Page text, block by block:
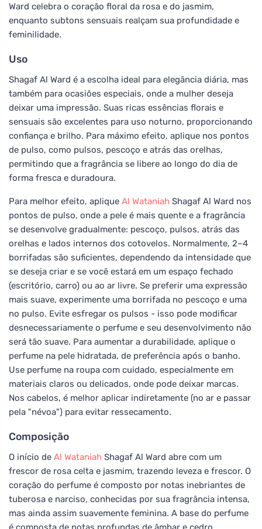
Ward celebra o coração floral da rosa e do jasmim,
enquanto subtons sensuais realçam sua profundidade e
feminilidade.
Uso
Shagaf Al Ward é a escolha ideal para elegância diária, mas
também para ocasiões especiais, onde a mulher deseja
deixar uma impressão. Suas ricas essências florais e
sensuais são excelentes para uso noturno, proporcionando
confiança e brilho. Para máximo efeito, aplique nos pontos
de pulso, como pulsos, pescoço e atrás das orelhas,
permitindo que a fragrância se libere ao longo do dia de
forma fresca e duradoura.
Para melhor efeito, aplique Al Wataniah Shagaf Al Ward nos
pontos de pulso, onde a pele é mais quente e a fragrância
se desenvolve gradualmente: pescoço, pulsos, atrás das
orelhas e lados internos dos cotovelos. Normalmente, 2–4
borrifadas são suficientes, dependendo da intensidade que
se deseja criar e se você estará em um espaço fechado
(escritório, carro) ou ao ar livre. Se preferir uma expressão
mais suave, experimente uma borrifada no pescoço e uma
no pulso. Evite esfregar os pulsos - isso pode modificar
desnecessariamente o perfume e seu desenvolvimento não
será tão suave. Para aumentar a durabilidade, aplique o
perfume na pele hidratada, de preferência após o banho.
Use perfume na roupa com cuidado, especialmente em
materiais claros ou delicados, onde pode deixar marcas.
Nos cabelos, é melhor aplicar indiretamente (no ar e passar
pela "névoa") para evitar ressecamento.
Composição
O início de Al Wataniah Shagaf Al Ward abre com um
frescor de rosa celta e jasmim, trazendo leveza e frescor. O
coração do perfume é composto por notas inebriantes de
tuberosa e narciso, conhecidas por sua fragrância intensa,
mas ainda assim suavemente feminina. A base do perfume